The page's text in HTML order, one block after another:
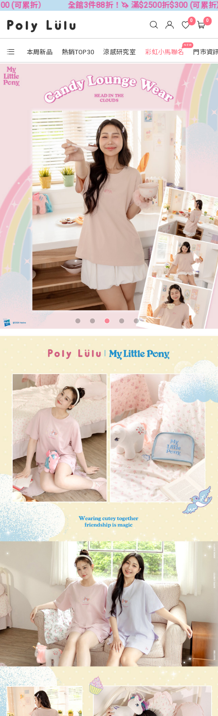
全館3件88折！🦄 滿$2500折$300 (可累折） 全館
本周新品 熱銷TOP30 涼感研究室
NEW
彩虹小馬聯名 門市資
0 0